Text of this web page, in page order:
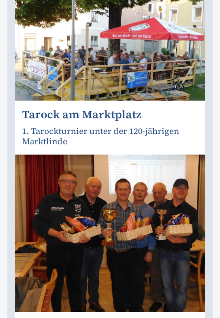
Tarock am Marktplatz
1. Tarockturnier unter der 120-jährigen
Marktlinde